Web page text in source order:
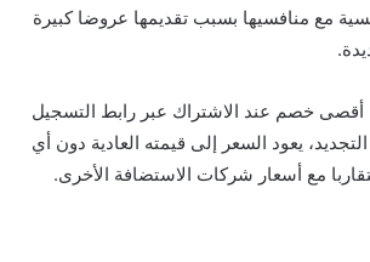
مع منافسيها بسبب تقديمها عروضا كبيرة
خصم عند الاشتراك عبر رابط التسجيل
يعود السعر إلى قيمته العادية دون أي
مع أسعار شركات الاستضافة الأخرى.